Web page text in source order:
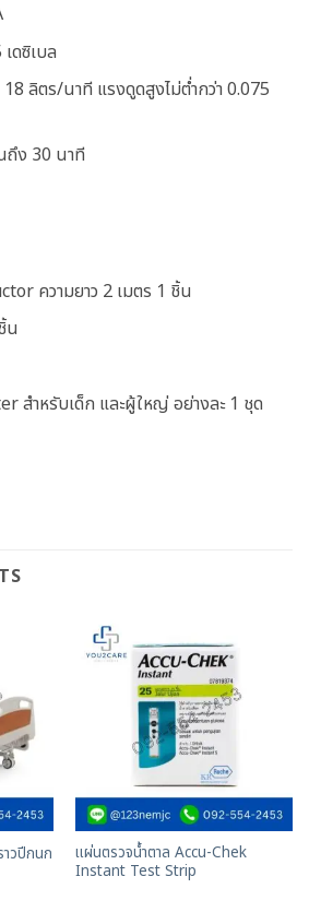
ดซิเบล
18 ลิตร/นาที แรงดูดสูงไม่ต่ำกว่า 0.075
ถึง 30 นาที
ความยาว 2 เมตร 1 ชิ้น
น
สำหรับเด็ก และผู้ใหญ่ อย่างละ 1 ชุด
วปีกนก
แผ่นตรวจน้ำตาล Accu-Chek
Instant Test Strip